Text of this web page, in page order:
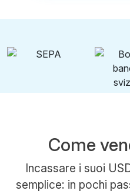
Come
Incassare i suoi
semplice: in pochi